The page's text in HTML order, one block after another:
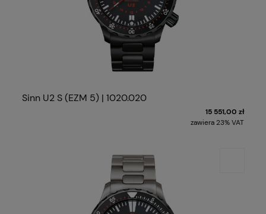
Sinn U2 S (EZM 5) | 1020.020
15 551,00 zł
zawiera 23% VAT